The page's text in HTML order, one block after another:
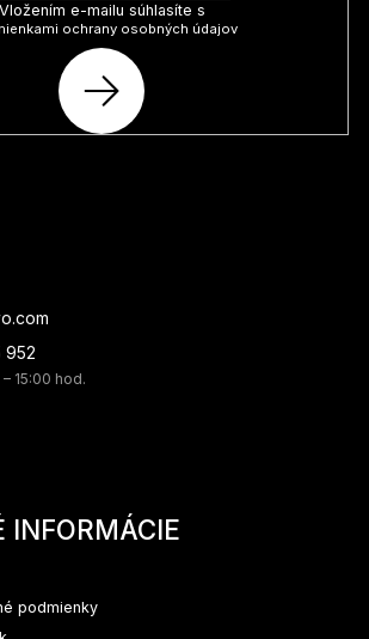
Vložením e-mailu súhlasíte s
ochrany osobných údajov
PRIHLÁSIŤ
SA
952
15:00 hod.
INFORMÁCIE
podmienky